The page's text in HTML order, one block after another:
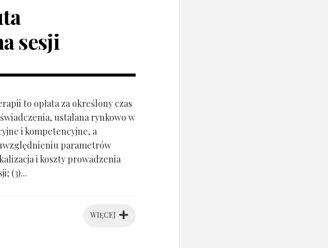
sesji
to opłata za określony czas
ustalana rynkowo w
i kompetencyjne, a
parametrów
i koszty prowadzenia
(3)...
WIĘCEJ